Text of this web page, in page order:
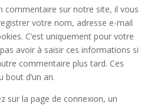
commentaire sur notre site, il vous
votre nom, adresse e-mail
C’est uniquement pour votre
avoir à saisir ces informations si
commentaire plus tard. Ces
bout d’un an.
sur la page de connexion, un